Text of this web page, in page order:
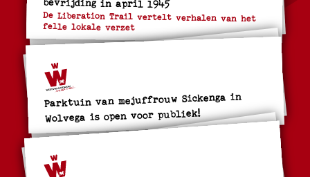
De Liberation Trail vertelt verhalen van het
felle lokale verzet
Parktuin van mejuffrouw Sickenga in
Wolvega is open voor publiek!